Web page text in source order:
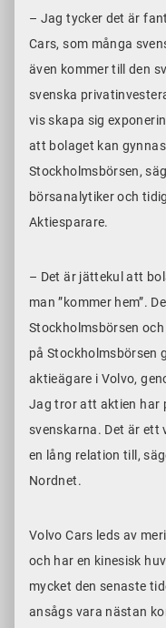
– Jag tycker det är
Cars, som många
även kommer till den
svenska
vis skapa sig
att bolaget kan
Stockholmsbörsen,
börsanalytiker och
Aktiesparare.
– Det är jättekul att
man ”kommer hem”.
Stockholmsbörsen
på Stockholmsbörsen
aktieägare i Volvo,
Jag tror att aktien har
svenskarna. Det är ett
en lång relation till,
Nordnet.
Volvo Cars leds av
och har en kinesisk
mycket den senaste
ansågs vara nästan